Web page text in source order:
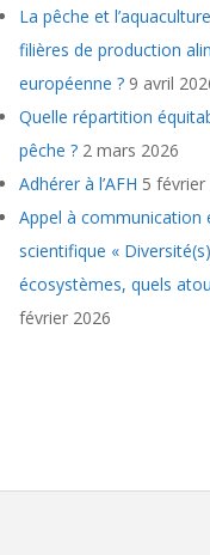
La pêche et
filières de production
européenne ? 9 avril
Quelle répartition
pêche ? 2 mars 2026
Adhérer à l’AFH 5 février
Appel à communication
scientifique «
écosystèmes, quels
février 2026